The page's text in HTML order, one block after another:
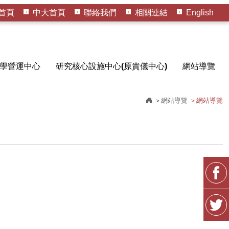
頁 中大首頁 聯絡我們 相關連結 English
營運中心 研究核心設施中心(原貴儀中心) 網站導覽
網站導覽 網站導覽